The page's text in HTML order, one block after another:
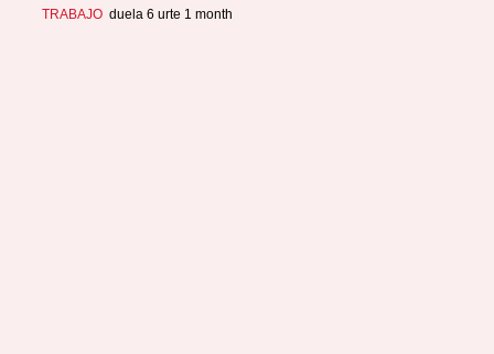
TRABAJO duela 6 urte 1 month